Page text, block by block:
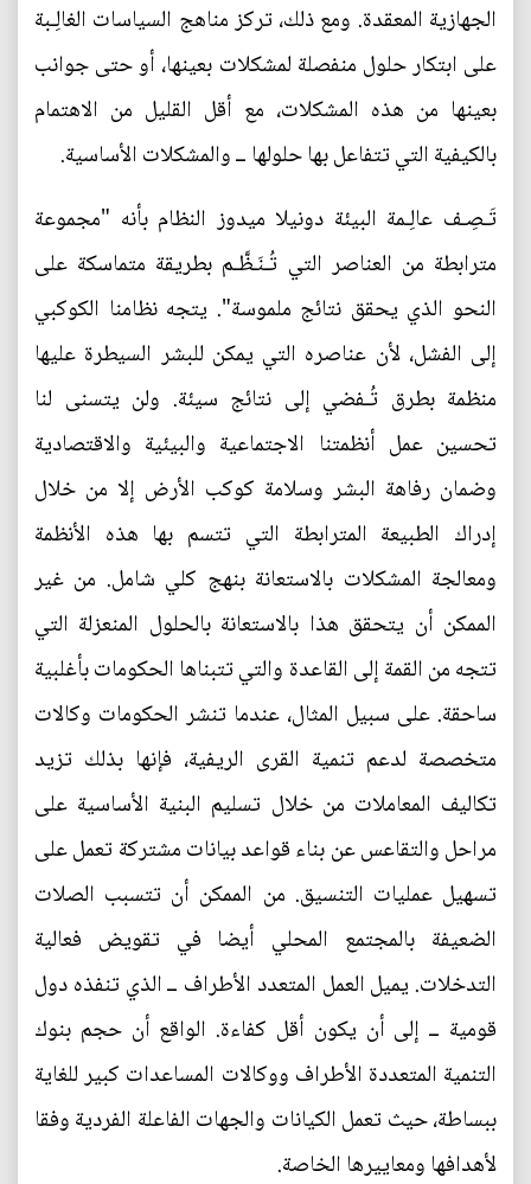
الجهازية المعقدة. ومع ذلك، تركز مناهج السياسات الغالِـبة
على ابتكار حلول منفصلة لمشكلات بعينها، أو حتى جوانب
بعينها من هذه المشكلات، مع أقل القليل من الاهتمام
بالكيفية التي تتفاعل بها حلولها ــ والمشكلات الأساسية.
تَـصِـف عالِـمة البيئة دونيلا ميدوز النظام بأنه "مجموعة
مترابطة من العناصر التي تُـنَـظَّـم بطريقة متماسكة على
النحو الذي يحقق نتائج ملموسة". يتجه نظامنا الكوكبي
إلى الفشل، لأن عناصره التي يمكن للبشر السيطرة عليها
منظمة بطرق تُـفضي إلى نتائج سيئة. ولن يتسنى لنا
تحسين عمل أنظمتنا الاجتماعية والبيئية والاقتصادية
وضمان رفاهة البشر وسلامة كوكب الأرض إلا من خلال
إدراك الطبيعة المترابطة التي تتسم بها هذه الأنظمة
ومعالجة المشكلات بالاستعانة بنهج كلي شامل. من غير
الممكن أن يتحقق هذا بالاستعانة بالحلول المنعزلة التي
تتجه من القمة إلى القاعدة والتي تتبناها الحكومات بأغلبية
ساحقة. على سبيل المثال، عندما تنشر الحكومات وكالات
متخصصة لدعم تنمية القرى الريفية، فإنها بذلك تزيد
تكاليف المعاملات من خلال تسليم البنية الأساسية على
مراحل والتقاعس عن بناء قواعد بيانات مشتركة تعمل على
تسهيل عمليات التنسيق. من الممكن أن تتسبب الصلات
الضعيفة بالمجتمع المحلي أيضا في تقويض فعالية
التدخلات. يميل العمل المتعدد الأطراف ــ الذي تنفذه دول
قومية ــ إلى أن يكون أقل كفاءة. الواقع أن حجم بنوك
التنمية المتعددة الأطراف ووكالات المساعدات كبير للغاية
ببساطة، حيث تعمل الكيانات والجهات الفاعلة الفردية وفقا
لأهدافها ومعاييرها الخاصة.